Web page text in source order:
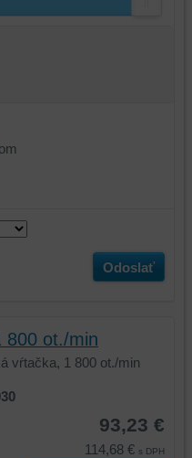
Odoslať
800 ot./min
vŕtačka, 1 800 ot./min
93,23 €
114,68 € s DPH